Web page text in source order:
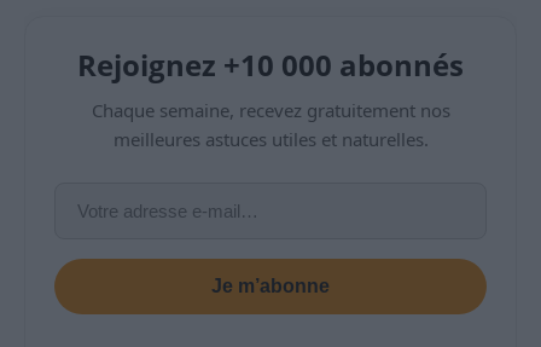
Rejoignez +10 000 abonnés
Chaque semaine, recevez gratuitement nos
meilleures astuces utiles et naturelles.
Je m’abonne